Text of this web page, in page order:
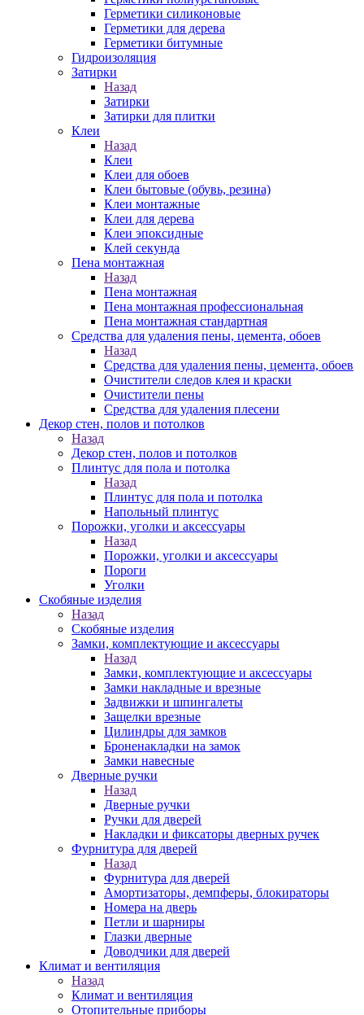
Герметики силиконовые
Герметики для дерева
Герметики битумные
Гидроизоляция
Затирки
Назад
Затирки
Затирки для плитки
Клеи
Назад
Клеи
Клеи для обоев
Клеи бытовые (обувь, резина)
Клеи монтажные
Клеи для дерева
Клеи эпоксидные
Клей секунда
Пена монтажная
Назад
Пена монтажная
Пена монтажная профессиональная
Пена монтажная стандартная
Средства для удаления пены, цемента, обоев
Назад
Средства для удаления пены, цемента, обоев
Очистители следов клея и краски
Очистители пены
Средства для удаления плесени
Декор стен, полов и потолков
Назад
Декор стен, полов и потолков
Плинтус для пола и потолка
Назад
Плинтус для пола и потолка
Напольный плинтус
Порожки, уголки и аксессуары
Назад
Порожки, уголки и аксессуары
Пороги
Уголки
Скобяные изделия
Назад
Скобяные изделия
Замки, комплектующие и аксессуары
Назад
Замки, комплектующие и аксессуары
Замки накладные и врезные
Задвижки и шпингалеты
Защелки врезные
Цилиндры для замков
Броненакладки на замок
Замки навесные
Дверные ручки
Назад
Дверные ручки
Ручки для дверей
Накладки и фиксаторы дверных ручек
Фурнитура для дверей
Назад
Фурнитура для дверей
Амортизаторы, демпферы, блокираторы
Номера на дверь
Петли и шарниры
Глазки дверные
Доводчики для дверей
Климат и вентиляция
Назад
Климат и вентиляция
Отопительные приборы